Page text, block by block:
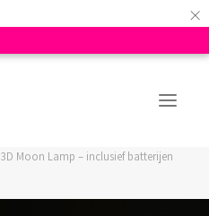
×
3D Moon Lamp – inclusief batterijen